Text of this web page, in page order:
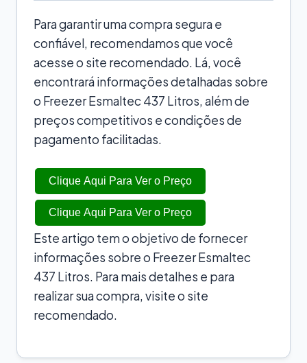
Para garantir uma compra segura e
confiável, recomendamos que você
acesse o site recomendado. Lá, você
encontrará informações detalhadas sobre
o Freezer Esmaltec 437 Litros, além de
preços competitivos e condições de
pagamento facilitadas.
Clique Aqui Para Ver o Preço
Clique Aqui Para Ver o Preço
Este artigo tem o objetivo de fornecer
informações sobre o Freezer Esmaltec
437 Litros. Para mais detalhes e para
realizar sua compra, visite o site
recomendado.